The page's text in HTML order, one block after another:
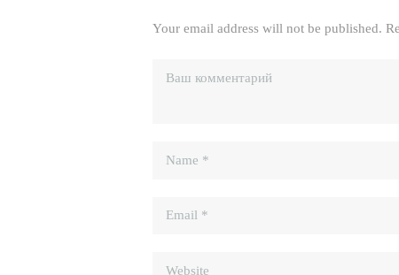
Your email address will not be published.